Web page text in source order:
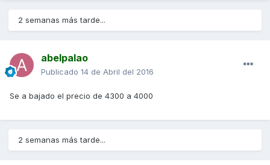
2 semanas más tarde...
abelpalao
Publicado 14 de Abril del 2016
Se a bajado el precio de 4300 a 4000
2 semanas más tarde...